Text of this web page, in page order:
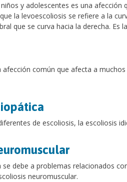
y adolescentes es una
la levoescoliosis se refiere a la
que se curva hacia la derecha. Es
afección común que afecta a
de escoliosis, la escoliosis
se debe a problemas relacionados
neuromuscular.